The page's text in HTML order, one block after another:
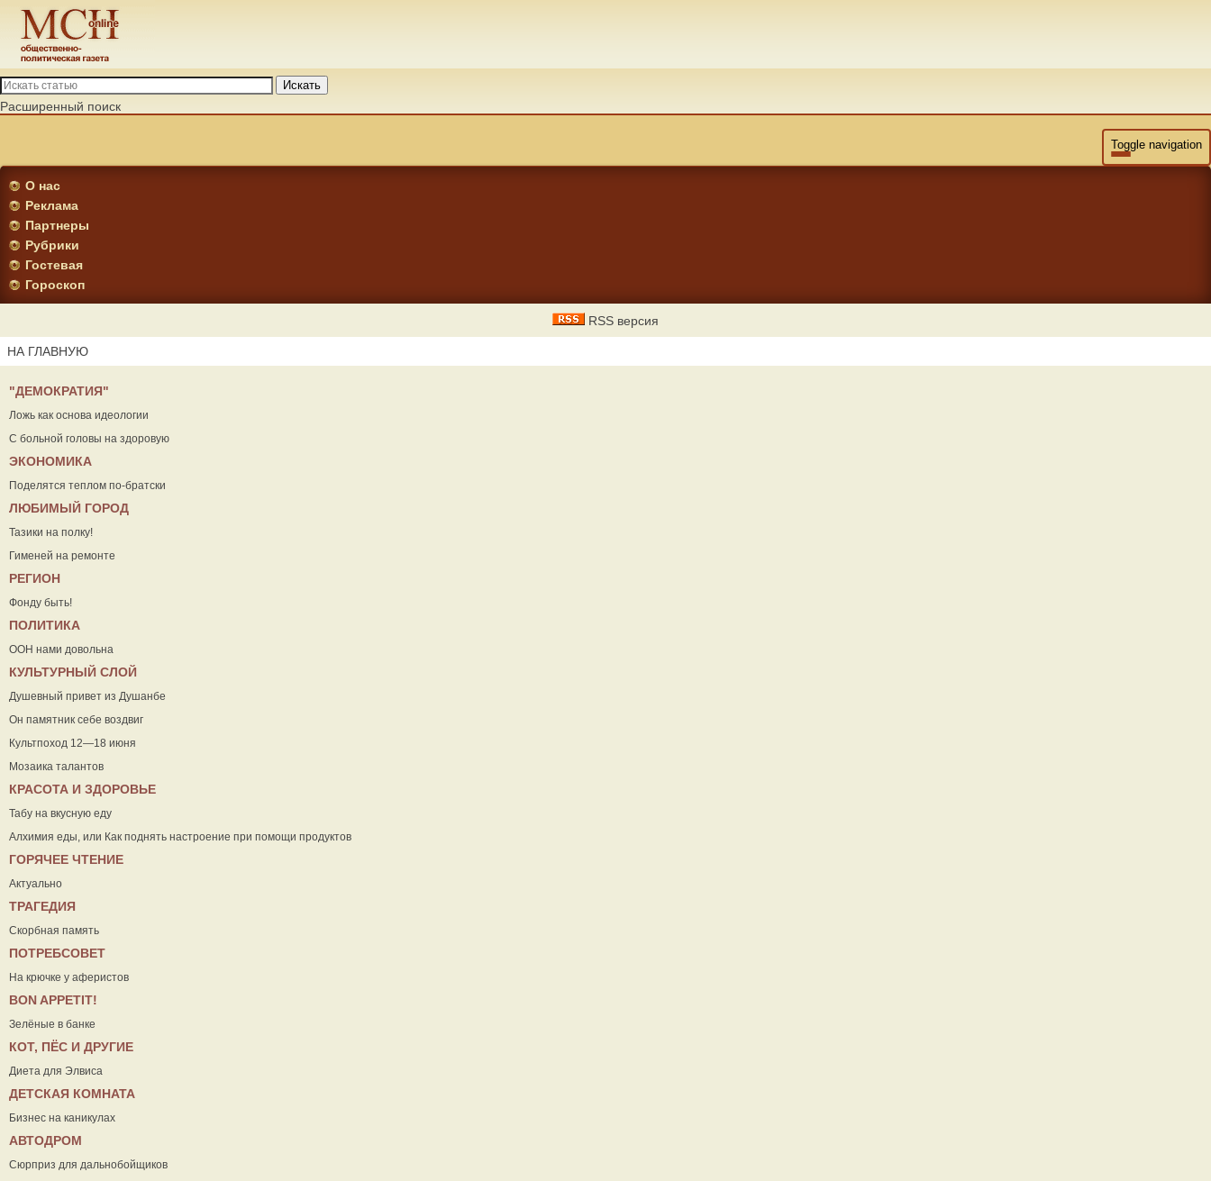
Искать
Расширенный поиск
Toggle navigation
О нас
Реклама
Партнеры
Рубрики
Гостевая
Гороскоп
RSS версия
НА ГЛАВНУЮ
"ДЕМОКРАТИЯ"
Ложь как основа идеологии
С больной головы на здоровую
ЭКОНОМИКА
Поделятся теплом по-братски
ЛЮБИМЫЙ ГОРОД
Тазики на полку!
Гименей на ремонте
РЕГИОН
Фонду быть!
ПОЛИТИКА
ООН нами довольна
КУЛЬТУРНЫЙ СЛОЙ
Душевный привет из Душанбе
Он памятник себе воздвиг
Культпоход 12—18 июня
Мозаика талантов
КРАСОТА И ЗДОРОВЬЕ
Табу на вкусную еду
Алхимия еды, или Как поднять настроение при помощи продуктов
ГОРЯЧЕЕ ЧТЕНИЕ
Актуально
ТРАГЕДИЯ
Скорбная память
ПОТРЕБСОВЕТ
На крючке у аферистов
ВON APPETIT!
Зелёные в банке
КОТ, ПЁС И ДРУГИЕ
Диета для Элвиса
ДЕТСКАЯ КОМНАТА
Бизнес на каникулах
АВТОДРОМ
Сюрприз для дальнобойщиков